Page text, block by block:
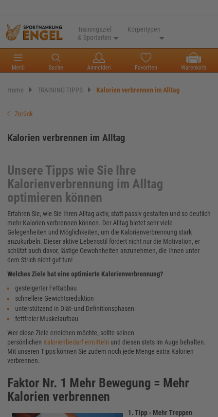
Trainingsziel
& Sportarten
Körpertypen
Menü Suche Anmelden Favoriten Warenkorb
Home TRAINING TIPPS Kalorien verbrennen im Alltag
Zurück
Kalorien verbrennen im Alltag
Unsere Tipps wie Sie Ihre
Kalorienverbrennung im Alltag
optimieren können
Erfahren Sie, wie Sie Ihren Alltag aktiv, statt passiv gestalten und so deutlich
mehr Kalorien verbrennen können. Der Alltag bietet sehr viele
Gelegenheiten und Möglichkeiten, um die Kalorienverbrennung stark
anzukurbeln. Dieser aktive Lebensstil fördert nicht nur die Motivation, er
schützt auch davor, lästige Gewohnheiten anzunehmen, die Ihnen unter
dem Strich nicht gut tun!
Welches Ziele hat eine optimierte Kalorienverbrennung?
gesteigerter Fettabbau
schnellere Gewichtsreduktion
unterstützend in Diät- und Definitionsphasen
fettfreier Muskelaufbau
Wer diese Ziele erreichen möchte, sollte seinen
persönlichen Kalorienbedarf ermitteln und diesen stets im Auge behalten.
Mit unseren Tipps können Sie zudem noch jede Menge extra Kalorien
verbrennen.
Faktor Nr. 1 Mehr Bewegung = Mehr
Kalorien verbrennen
1. Tipp - Mehr Treppen